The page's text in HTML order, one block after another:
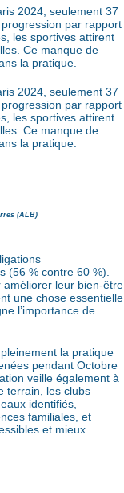
2024, seulement 37
par rapport
les sportives attirent
Ce manque de
la pratique.
2024, seulement 37
par rapport
les sportives attirent
Ce manque de
la pratique.
(ALB)
(56 % contre 60 %).
améliorer leur bien-être
une chose essentielle
l’importance de
la pratique
pendant Octobre
veille également à
terrain, les clubs
identifiés,
familiales, et
et mieux